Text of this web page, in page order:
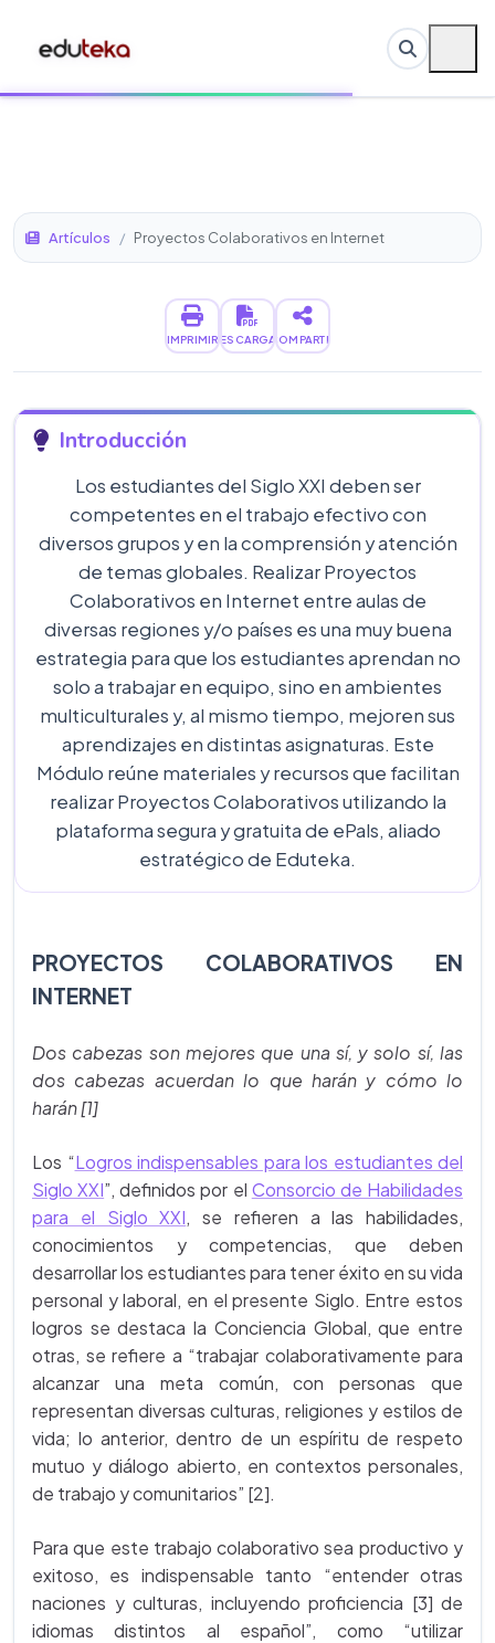
Artículos / Proyectos Colaborativos en Internet
IMPRIMIRDESCARGARCOMPARTIR
Introducción
Los estudiantes del Siglo XXI deben ser
competentes en el trabajo efectivo con
diversos grupos y en la comprensión y atención
de temas globales. Realizar Proyectos
Colaborativos en Internet entre aulas de
diversas regiones y/o países es una muy buena
estrategia para que los estudiantes aprendan no
solo a trabajar en equipo, sino en ambientes
multiculturales y, al mismo tiempo, mejoren sus
aprendizajes en distintas asignaturas. Este
Módulo reúne materiales y recursos que facilitan
realizar Proyectos Colaborativos utilizando la
plataforma segura y gratuita de ePals, aliado
estratégico de Eduteka.
PROYECTOS COLABORATIVOS EN
INTERNET
Dos cabezas son mejores que una sí, y solo sí, las
dos cabezas acuerdan lo que harán y cómo lo
harán [1]
Los “Logros indispensables para los estudiantes del
Siglo XXI”, definidos por el Consorcio de Habilidades
para el Siglo XXI, se refieren a las habilidades,
conocimientos y competencias, que deben
desarrollar los estudiantes para tener éxito en su vida
personal y laboral, en el presente Siglo. Entre estos
logros se destaca la Conciencia Global, que entre
otras, se refiere a “trabajar colaborativamente para
alcanzar una meta común, con personas que
representan diversas culturas, religiones y estilos de
vida; lo anterior, dentro de un espíritu de respeto
mutuo y diálogo abierto, en contextos personales,
de trabajo y comunitarios” [2].
Para que este trabajo colaborativo sea productivo y
exitoso, es indispensable tanto “entender otras
naciones y culturas, incluyendo proficiencia [3] de
idiomas distintos al español”, como “utilizar